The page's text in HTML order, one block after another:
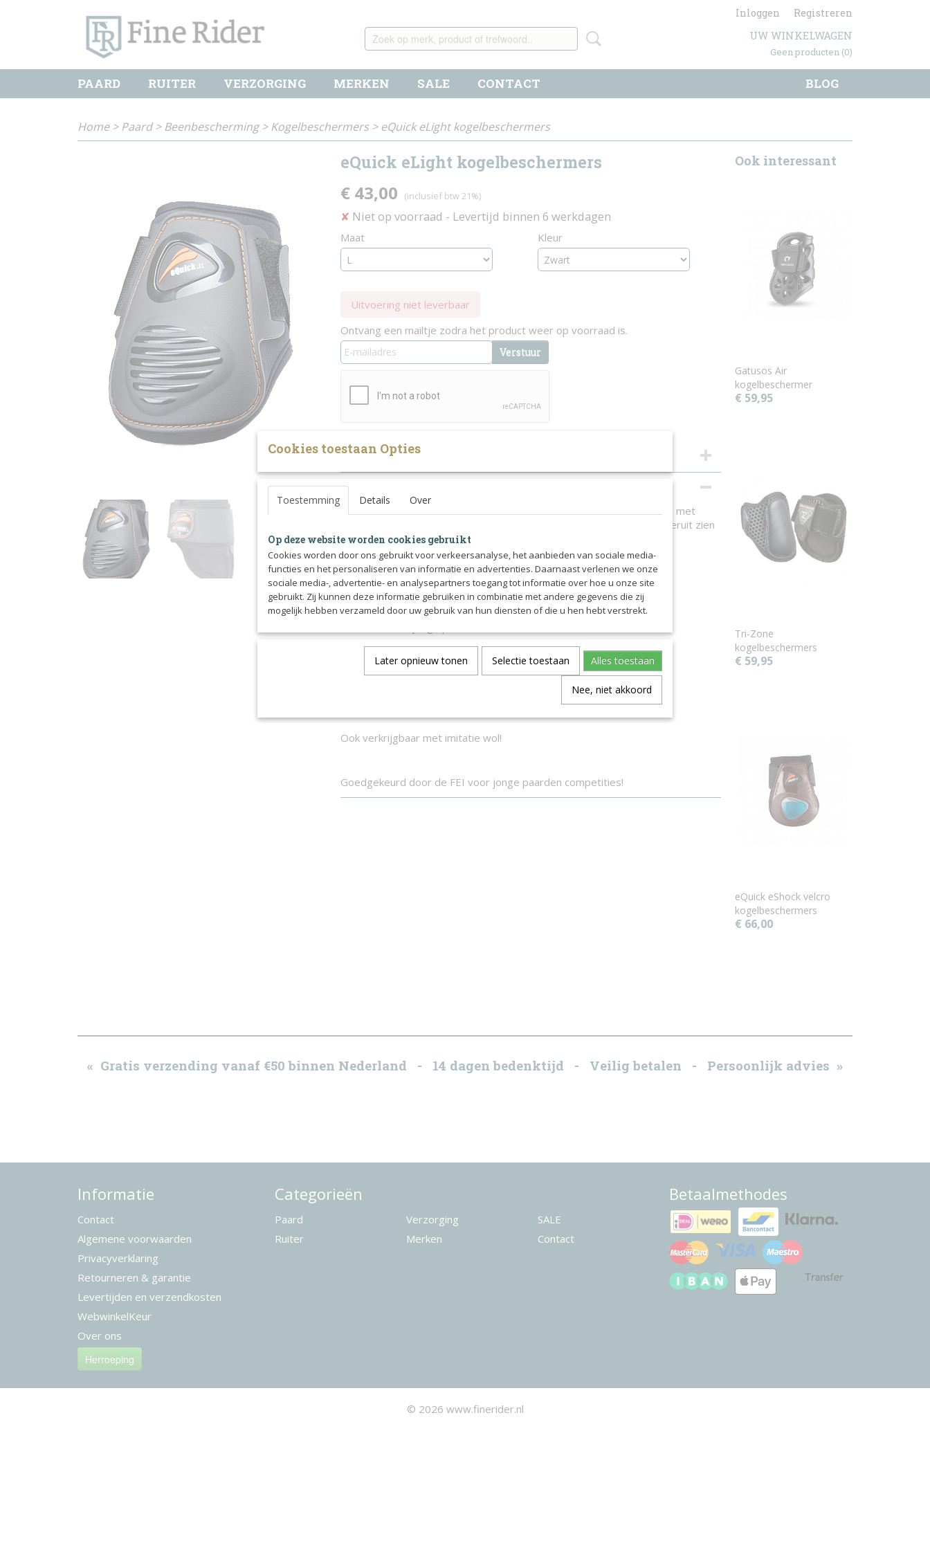
Inloggen Registreren
UW WINKELWAGEN
Geen producten (0)
BLOG
PAARD RUITER VERZORGING MERKEN SALE CONTACT
Home>Paard>Beenbescherming>Kogelbeschermers> eQuick eLight kogelbeschermers
eQuick eLight kogelbeschermers
€ 43,00 (inclusief btw 21%)
✘ Niet op voorraad - Levertijd binnen 6 werkdagen
Maat Kleur
Uitvoering niet leverbaar
Ontvang een mailtje zodra het product weer op voorraad is.
Verstuur
Specificaties
Productcode 40-51
Omschrijving
eLight kogelbeschermers gemaakt van neopreen in combinatie met
lycra, versterkte TPU-shell met exclusieve behandeling waardoor ze eruit zien
als leder.
Voorzien van een brede klittenbandsluiting.
* comfortabel
* Ideaal voor dagelijks gebruik
* Waterbestendig
Ook verkrijgbaar met imitatie wol!
Goedgekeurd door de FEI voor jonge paarden competities!
Ook interessant
Gatusos Air
kogelbeschermer
€ 59,95
Tri-Zone
kogelbeschermers
€ 59,95
eQuick eShock velcro
kogelbeschermers
€ 66,00
« Gratis verzending vanaf €50 binnen Nederland - 14 dagen bedenktijd - Veilig betalen - Persoonlijk advies »
Informatie
Contact
Algemene voorwaarden
Privacyverklaring
Retourneren & garantie
Levertijden en verzendkosten
WebwinkelKeur
Over ons
Herroeping
Categorieën
Paard
Ruiter
Verzorging
Merken
SALE
Contact
Betaalmethodes
© 2026 www.finerider.nl
Cookies toestaan Opties
Toestemming Details Over
Op deze website worden cookies gebruikt
Cookies worden door ons gebruikt voor verkeersanalyse, het aanbieden van sociale media-
functies en het personaliseren van informatie en advertenties. Daarnaast verlenen we onze
sociale media-, advertentie- en analysepartners toegang tot informatie over hoe u onze site
gebruikt. Zij kunnen deze informatie gebruiken in combinatie met andere gegevens die zij
mogelijk hebben verzameld door uw gebruik van hun diensten of die u hen hebt verstrekt.
Later opnieuw tonen Selectie toestaan Alles toestaan
Nee, niet akkoord